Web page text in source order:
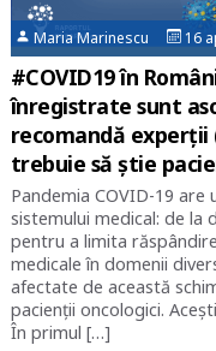
Maria Marinescu 16
#COVID19 în
înregistrate sunt
recomandă experții
trebuie să știe
Pandemia COVID-19
sistemului medical: de la
pentru a limita
medicale în domenii
afectate de această
pacienții oncologici.
În primul […]